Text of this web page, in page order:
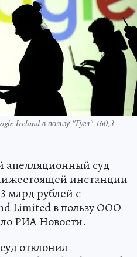
Ireland в пользу "Гугл" 160,3
суд
инстанции
млрд рублей с
Limited в пользу ООО
РИА Новости.
отклонил